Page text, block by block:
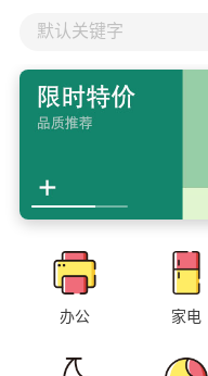
默认关键字
办公 家电